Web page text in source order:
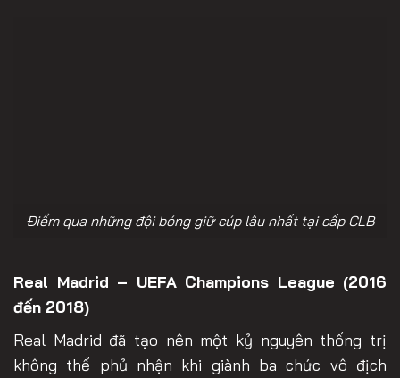
Điểm qua những đội bóng giữ cúp lâu nhất tại cấp CLB
Real Madrid – UEFA Champions League (2016
đến 2018)
Real Madrid đã tạo nên một kỷ nguyên thống trị
không thể phủ nhận khi giành ba chức vô địch